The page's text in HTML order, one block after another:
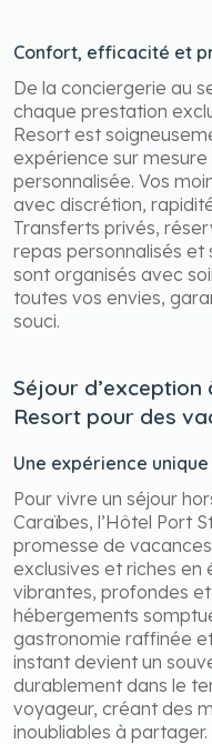
Confort, efficacité et
De la conciergerie au
chaque prestation
Resort est
expérience sur
personnalisée. Vos
avec discrétion,
Transferts privés,
repas personnalisés et
sont organisés avec
toutes vos envies,
souci.
Séjour d’exception
Resort pour des
Une expérience
Pour vivre un séjour
Caraïbes, l’Hôtel Port
promesse de
exclusives et riches en
vibrantes, profondes
hébergements
gastronomie raffinée
instant devient un
durablement dans le
voyageur, créant des
inoubliables à partager.